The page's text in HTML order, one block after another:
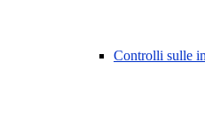
Controlli sulle